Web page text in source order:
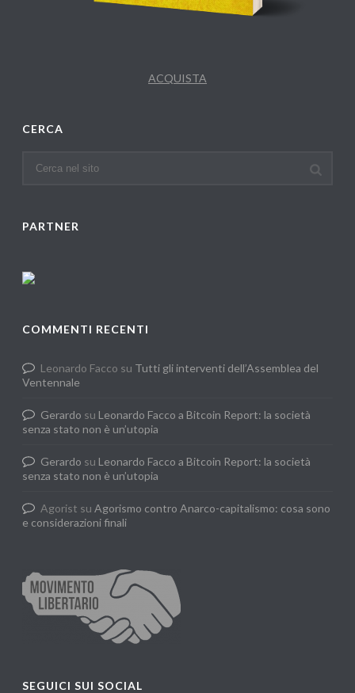
ACQUISTA
CERCA
PARTNER
COMMENTI RECENTI
Leonardo Facco su Tutti gli interventi dell’Assemblea del
Ventennale
Gerardo su Leonardo Facco a Bitcoin Report: la società
senza stato non è un’utopia
Gerardo su Leonardo Facco a Bitcoin Report: la società
senza stato non è un’utopia
Agorist suAgorismo contro Anarco-capitalismo: cosa sono
e considerazioni finali
SEGUICI SUI SOCIAL